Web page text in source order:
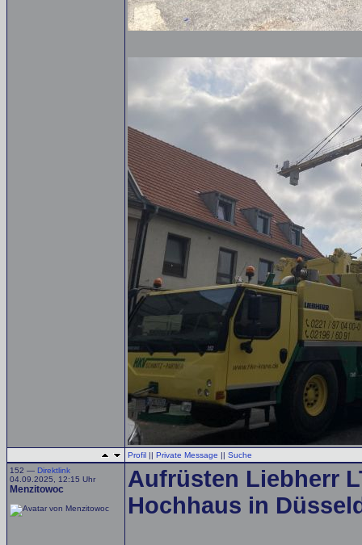
Profil || Private Message || Suche
152 — Direktlink
04.09.2025, 12:15 Uhr
Menzitowoc
Aufrüsten Liebherr
Hochhaus in